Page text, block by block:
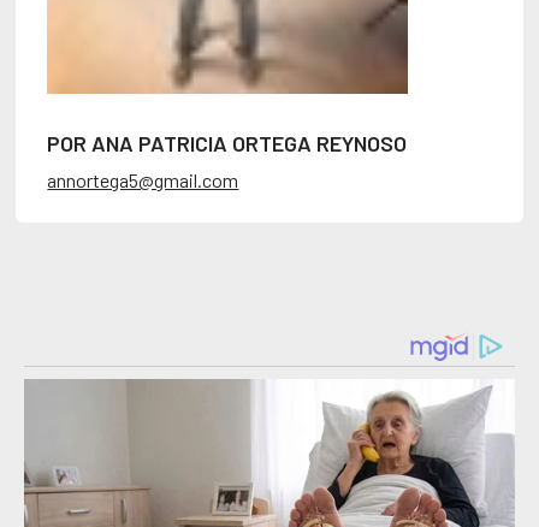
POR ANA PATRICIA ORTEGA REYNOSO
annortega5@gmail.com